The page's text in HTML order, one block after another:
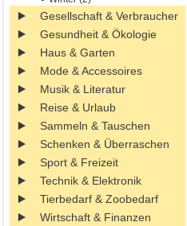
Gesellschaft & Verbraucher
Gesundheit & Ökologie
Haus & Garten
Mode & Accessoires
Musik & Literatur
Reise & Urlaub
Sammeln & Tauschen
Schenken & Überraschen
Sport & Freizeit
Technik & Elektronik
Tierbedarf & Zoobedarf
Wirtschaft & Finanzen